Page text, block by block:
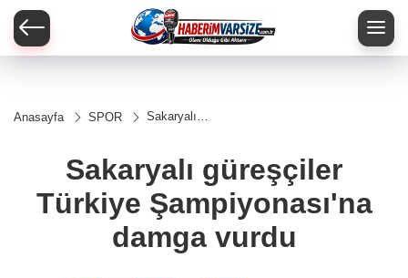
Anasayfa SPOR
Sakaryalı
Şampiyonası'na
damga vurdu
Sakaryalı güreşçiler
Türkiye Şampiyonası'na
damga vurdu